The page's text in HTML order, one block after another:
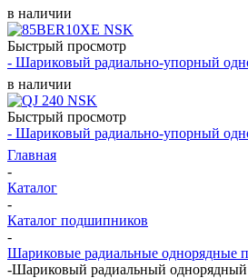
в наличии
Быстрый просмотр
- Шариковый радиально-упорный
в наличии
Быстрый просмотр
- Шариковый радиально-упорный
Главная
-
Каталог
-
Каталог подшипников
-
Шариковые радиальные однорядные
-Шариковый радиальный